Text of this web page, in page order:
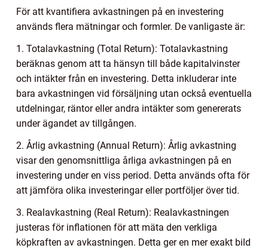
För att kvantifiera avkastningen på en investering
används flera mätningar och formler. De vanligaste är:
1. Totalavkastning (Total Return): Totalavkastning
beräknas genom att ta hänsyn till både kapitalvinster
och intäkter från en investering. Detta inkluderar inte
bara avkastningen vid försäljning utan också eventuella
utdelningar, räntor eller andra intäkter som genererats
under ägandet av tillgången.
2. Årlig avkastning (Annual Return): Årlig avkastning
visar den genomsnittliga årliga avkastningen på en
investering under en viss period. Detta används ofta för
att jämföra olika investeringar eller portföljer över tid.
3. Realavkastning (Real Return): Realavkastningen
justeras för inflationen för att mäta den verkliga
köpkraften av avkastningen. Detta ger en mer exakt bild